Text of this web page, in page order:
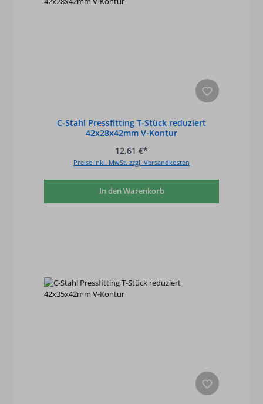
C-Stahl Pressfitting T-Stück reduziert
42x28x42mm V-Kontur
12,61 €*
Preise inkl. MwSt. zzgl. Versandkosten
In den Warenkorb